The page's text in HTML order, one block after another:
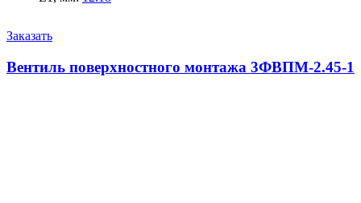
Заказать
Вентиль поверхностного монтажа 3ФВПМ-2.45-1